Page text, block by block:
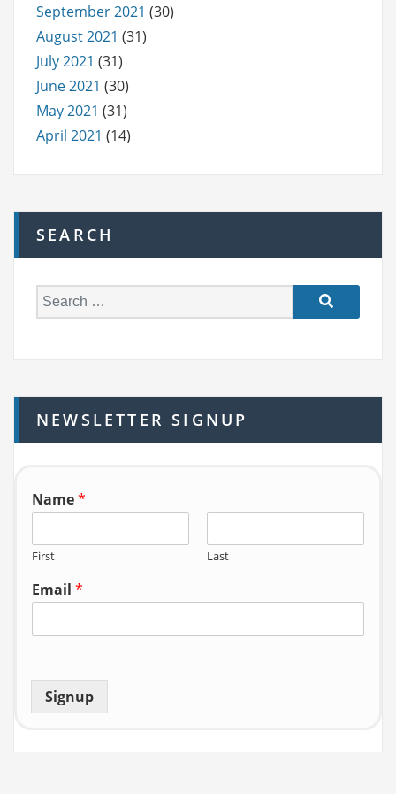
September 2021 (30)
August 2021 (31)
July 2021 (31)
June 2021 (30)
May 2021 (31)
April 2021 (14)
SEARCH
e
h
f
o
NEWSLETTER SIGNUP
Name*
First Last
Email *
Signup